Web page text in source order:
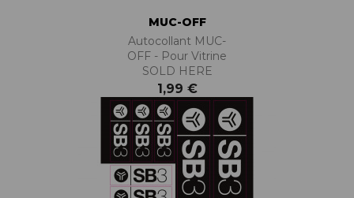
MUC-OFF
Autocollant MUC-
OFF - Pour Vitrine
SOLD HERE
1,99 €